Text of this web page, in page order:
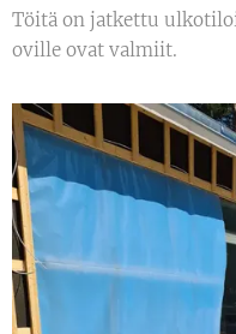
Töitä on jatkettu
oville ovat valmiit.